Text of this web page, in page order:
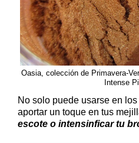
Oasia, colección de Primavera-
Intense
No solo puede usarse en
aportar un toque en tus
escote o intensinficar tu